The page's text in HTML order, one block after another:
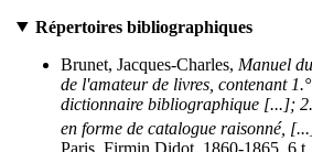
Répertoires bibliographiques
Brunet, Jacques-Charles, Manuel
de l'amateur de livres, contenant
dictionnaire bibliographique [...];
en forme de catalogue raisonné,